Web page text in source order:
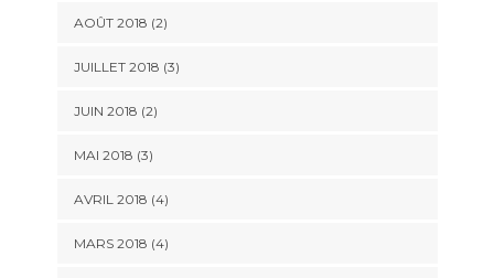
AOÛT 2018 (2)
JUILLET 2018 (3)
JUIN 2018 (2)
MAI 2018 (3)
AVRIL 2018 (4)
MARS 2018 (4)